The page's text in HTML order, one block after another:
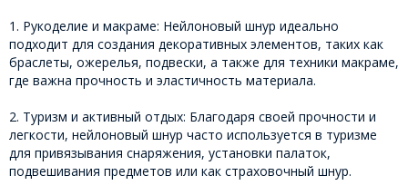
1. Рукоделие и макраме: Нейлоновый шнур идеально
подходит для создания декоративных элементов, таких как
браслеты, ожерелья, подвески, а также для техники макраме,
где важна прочность и эластичность материала.
2. Туризм и активный отдых: Благодаря своей прочности и
легкости, нейлоновый шнур часто используется в туризме
для привязывания снаряжения, установки палаток,
подвешивания предметов или как страховочный шнур.